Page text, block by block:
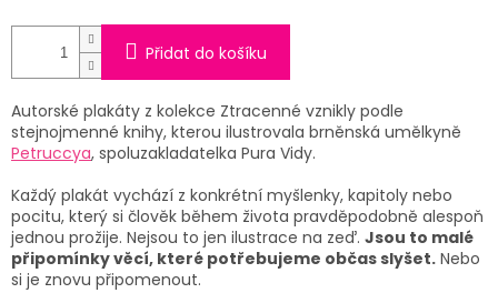
Přidat do košíku
Autorské plakáty z kolekce Ztracenné vznikly podle
stejnojmenné knihy, kterou ilustrovala brněnská umělkyně
Petruccya, spoluzakladatelka Pura Vidy.
Každý plakát vychází z konkrétní myšlenky, kapitoly nebo
pocitu, který si člověk během života pravděpodobně alespoň
jednou prožije. Nejsou to jen ilustrace na zeď. Jsou to malé
připomínky věcí, které potřebujeme občas slyšet. Nebo
si je znovu připomenout.